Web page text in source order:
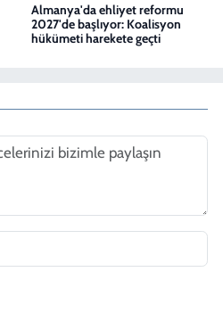
Almanya'da ehliyet reformu
2027'de başlıyor: Koalisyon
hükümeti harekete geçti